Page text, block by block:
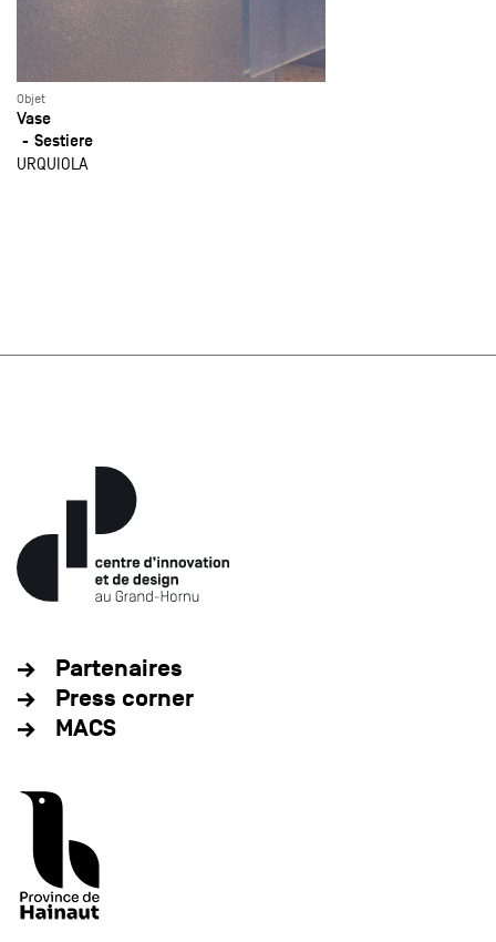
Objet
Vase
Sestiere
URQUIOLA
Partenaires
Press corner
MACS